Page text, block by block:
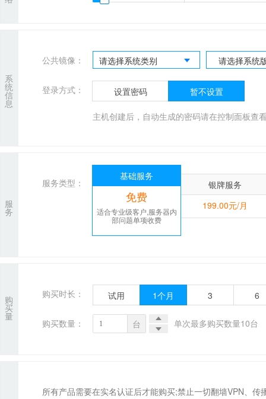
系
统
信
息
公共镜像： 请选择系统类别 请选择系统
登录方式： 设置密码 暂不设置
主机创建后，自动生成的密码请在控制面板查
服
务
服务类型：
基础服务
免费
适合专业级客户,服务器内
部问题单项收费
银牌服务
199.00元/月
购
买
量
购买时长： 试用 1个月 3 6
购买数量： 台 单次最多购买数量10台
所有产品需要在实名认证后才能购买;禁止一切翻墙VPN、